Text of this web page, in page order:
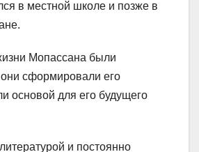
в местной школе и позже в
Мопассана были
сформировали его
основой для его будущего
и постоянно